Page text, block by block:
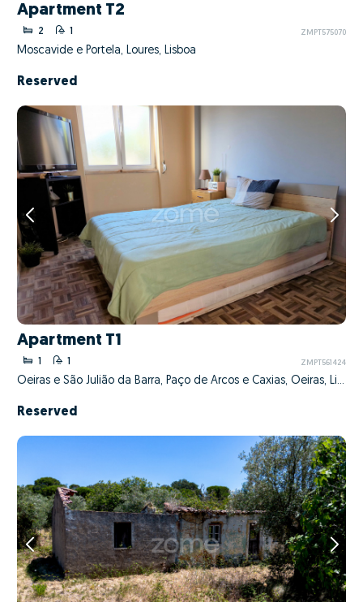
Apartment T2
2 1 ZMPT575070
Moscavide e Portela, Loures, Lisboa
Reserved
Apartment T1
ZMPT561424
Oeiras e São Julião da Barra, Paço de Arcos e Caxias, Oeiras, Lisboa
Reserved